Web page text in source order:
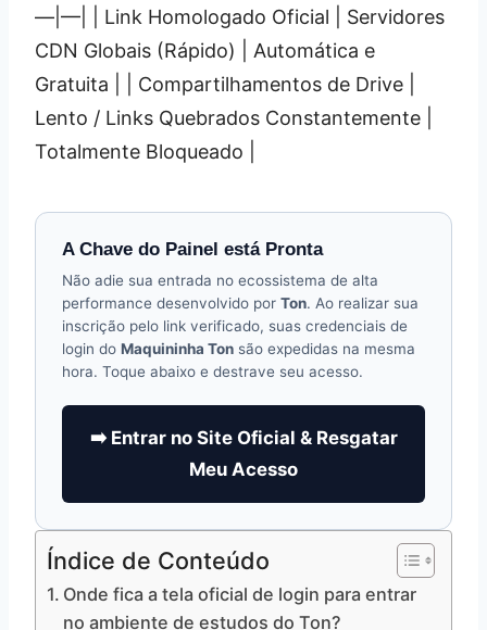
—|—| | Link Homologado Oficial | Servidores
CDN Globais (Rápido) | Automática e
Gratuita | | Compartilhamentos de Drive |
Lento / Links Quebrados Constantemente |
Totalmente Bloqueado |
A Chave do Painel está Pronta
Não adie sua entrada no ecossistema de alta
performance desenvolvido por Ton. Ao realizar sua
inscrição pelo link verificado, suas credenciais de
login do Maquininha Ton são expedidas na mesma
hora. Toque abaixo e destrave seu acesso.
➡️ Entrar no Site Oficial & Resgatar
Meu Acesso
Índice de Conteúdo
Onde fica a tela oficial de login para entrar
no ambiente de estudos do Ton?